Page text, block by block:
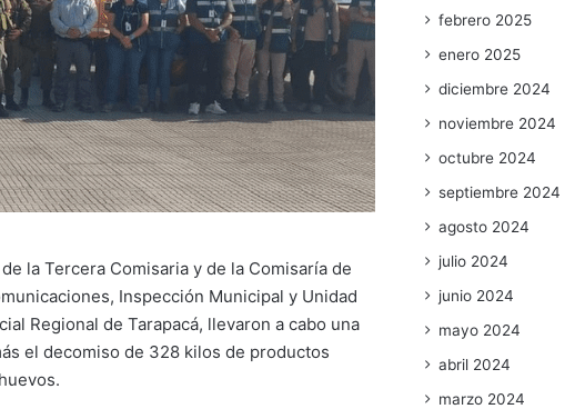
la Tercera Comisaria y de la Comisaría de
Inspección Municipal y Unidad
Regional de Tarapacá, llevaron a cabo una
el decomiso de 328 kilos de productos
febrero 2025
enero 2025
diciembre 2024
noviembre 2024
octubre 2024
septiembre 2024
agosto 2024
julio 2024
junio 2024
mayo 2024
abril 2024
marzo 2024